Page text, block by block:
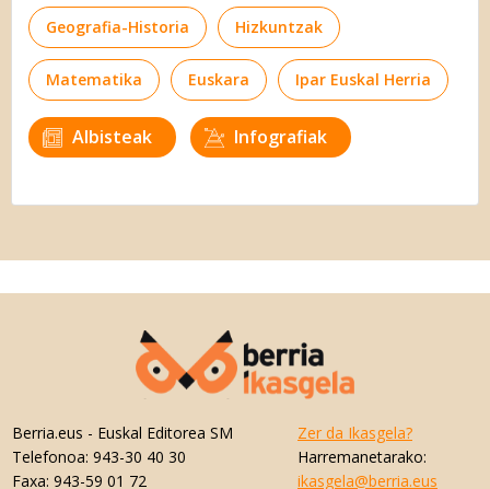
Geografia-Historia Hizkuntzak
Matematika Euskara Ipar Euskal Herria
Albisteak Infografiak
Berria.eus - Euskal Editorea SM
Telefonoa: 943-30 40 30
Faxa: 943-59 01 72
Zer da Ikasgela?
Harremanetarako:
ikasgela@berria.eus